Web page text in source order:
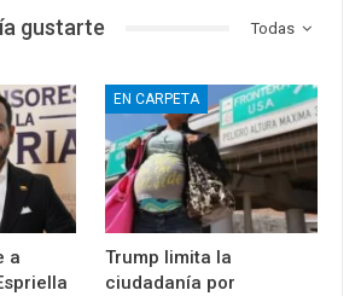
Todas
gustarte
a
EN CARPETA
Trump limita la
ciudadanía por